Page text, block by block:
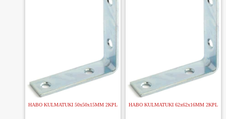
HABO KULMATUKI 50x50x15MM 2KPL HABO KULMATUKI 62x62x16MM 2KPL